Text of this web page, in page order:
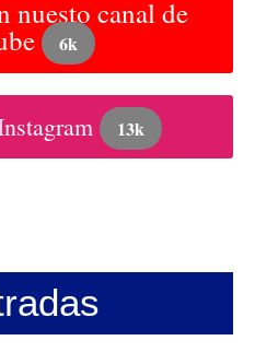
nuesto canal de
6k
13k